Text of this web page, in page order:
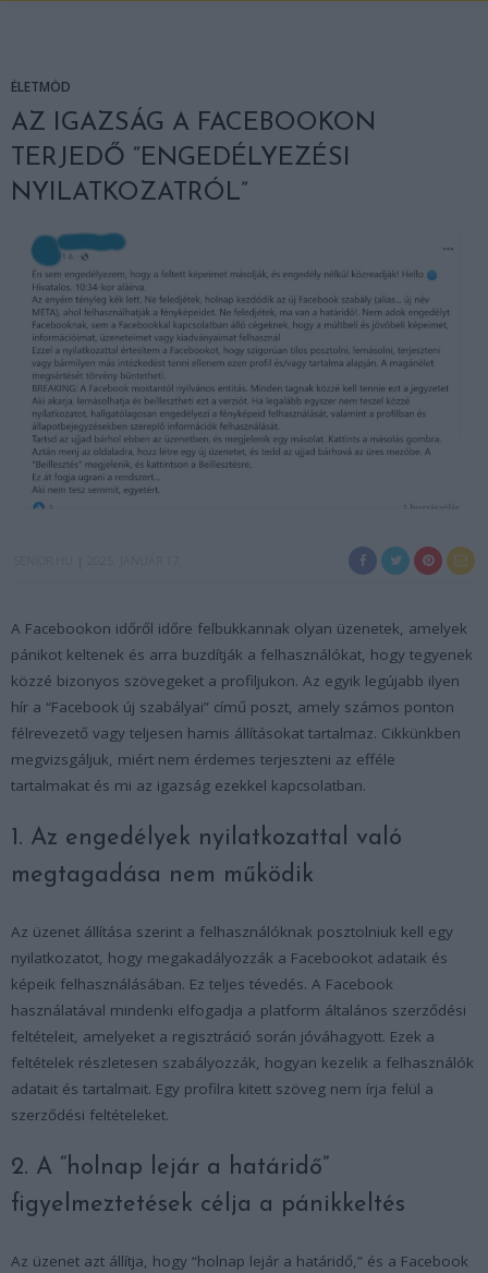
ÉLETMÓD
AZ IGAZSÁG A FACEBOOKON
TERJEDŐ “ENGEDÉLYEZÉSI
NYILATKOZATRÓL”
A Facebookon időről időre felbukkannak olyan üzenetek, amelyek
pánikot keltenek és arra buzdítják a felhasználókat, hogy tegyenek
közzé bizonyos szövegeket a profiljukon. Az egyik legújabb ilyen
hír a “Facebook új szabályai” című poszt, amely számos ponton
félrevezető vagy teljesen hamis állításokat tartalmaz. Cikkünkben
megvizsgáljuk, miért nem érdemes terjeszteni az efféle
tartalmakat és mi az igazság ezekkel kapcsolatban.
1. Az engedélyek nyilatkozattal való
megtagadása nem működik
Az üzenet állítása szerint a felhasználóknak posztolniuk kell egy
nyilatkozatot, hogy megakadályozzák a Facebookot adataik és
képeik felhasználásában. Ez teljes tévedés. A Facebook
használatával mindenki elfogadja a platform általános szerződési
feltételeit, amelyeket a regisztráció során jóváhagyott. Ezek a
feltételek részletesen szabályozzák, hogyan kezelik a felhasználók
adatait és tartalmait. Egy profilra kitett szöveg nem írja felül a
szerződési feltételeket.
2. A “holnap lejár a határidő”
figyelmeztetések célja a pánikkeltés
Az üzenet azt állítja, hogy “holnap lejár a határidő,” és a Facebook